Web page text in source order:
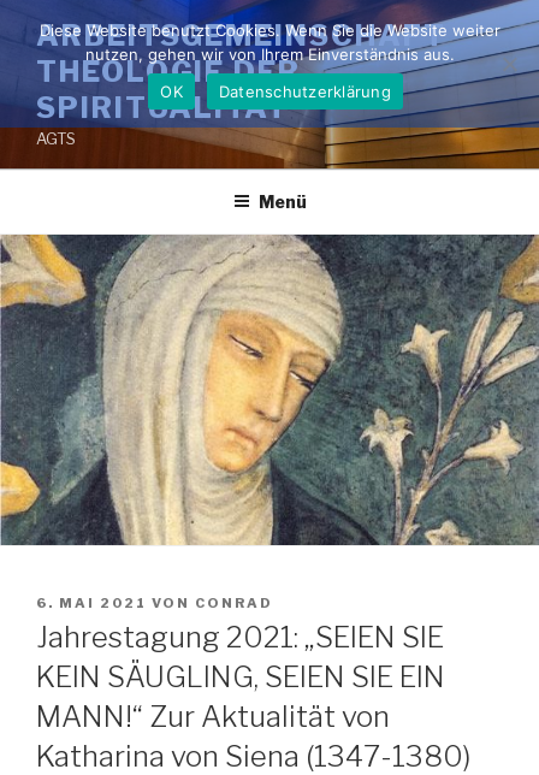
Inhalt
springen
ARBEITSGEMEINSCHAFT
THEOLOGIE DER
SPIRITUALITÄT
AGTS
Menü
VERÖFFENTLICHT
AM
6. MAI 2021 VON CONRAD
Jahrestagung 2021: „SEIEN SIE
KEIN SÄUGLING, SEIEN SIE EIN
MANN!“ Zur Aktualität von
Katharina von Siena (1347-1380)
Diese Website benutzt Cookies. Wenn Sie die Website weiter
nutzen, gehen wir von Ihrem Einverständnis aus.
OK
Datenschutzerklärung